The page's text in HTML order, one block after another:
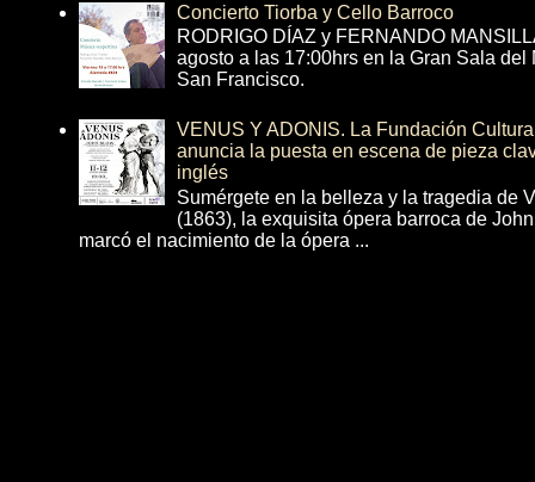
Concierto Tiorba y Cello Barroco
RODRIGO DÍAZ y FERNANDO
agosto a las 17:00hrs en la Gran Sala
San Francisco.
VENUS Y ADONIS. La Fundación
anuncia la puesta en escena de pieza
inglés
Sumérgete en la belleza y la tragedia de
(1863), la exquisita ópera barroca de
marcó el nacimiento de la ópera ...